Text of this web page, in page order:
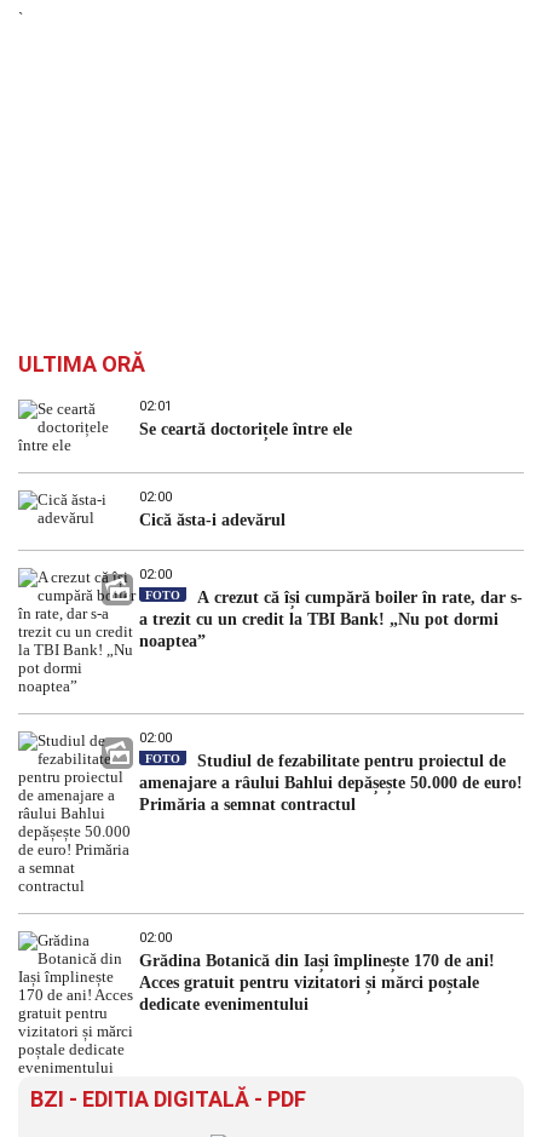
`
ULTIMA ORĂ
02:01
Se ceartă doctorițele între ele
02:00
Cică ăsta-i adevărul
02:00
FOTO
A crezut că își cumpără boiler în rate, dar s-
a trezit cu un credit la TBI Bank! „Nu pot dormi
noaptea”
02:00
FOTO
Studiul de fezabilitate pentru proiectul de
amenajare a râului Bahlui depășește 50.000 de euro!
Primăria a semnat contractul
02:00
Grădina Botanică din Iași împlinește 170 de ani!
Acces gratuit pentru vizitatori și mărci poștale
dedicate evenimentului
BZI - EDITIA DIGITALĂ - PDF